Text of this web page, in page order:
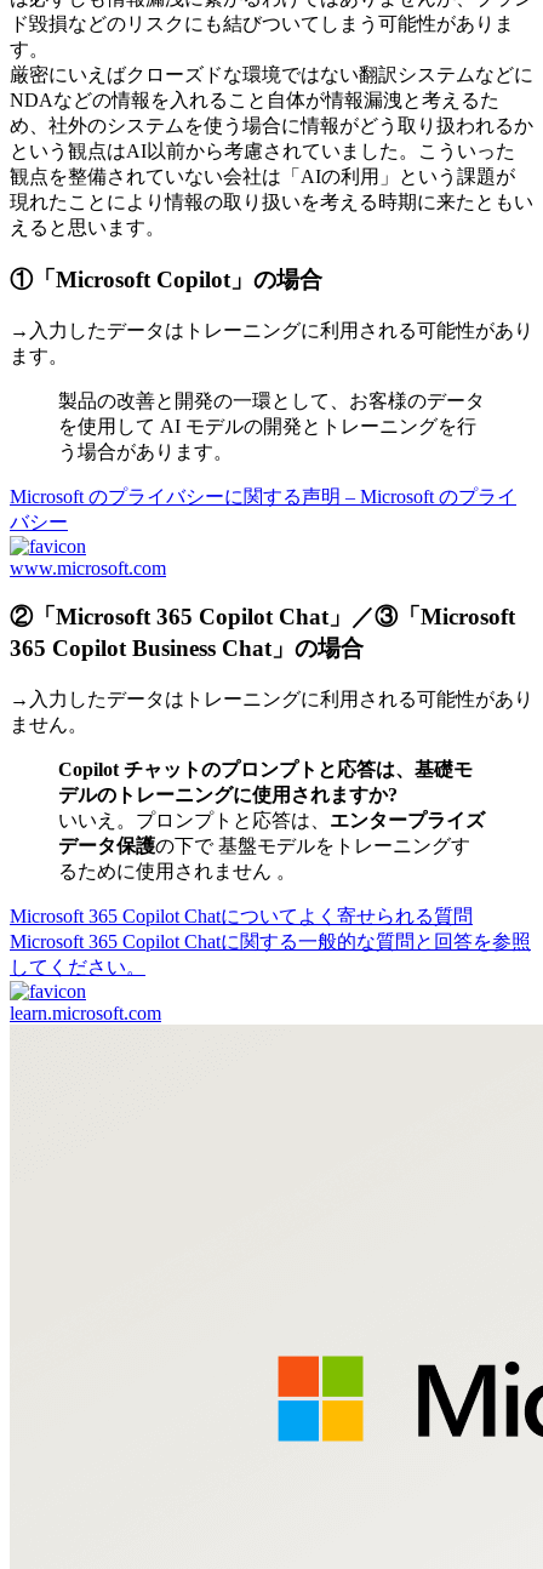
ド毀損などのリスクにも結びついてしまう可能性がありま
す。
厳密にいえばクローズドな環境ではない翻訳システムなどに
NDAなどの情報を入れること自体が情報漏洩と考えるた
め、社外のシステムを使う場合に情報がどう取り扱われるか
という観点はAI以前から考慮されていました。こういった
観点を整備されていない会社は「AIの利用」という課題が
現れたことにより情報の取り扱いを考える時期に来たともい
えると思います。
①「Microsoft Copilot」の場合
→入力したデータはトレーニングに利用される可能性があり
ます。
製品の改善と開発の一環として、お客様のデータ
を使用して AI モデルの開発とトレーニングを行
う場合があります。
Microsoft のプライバシーに関する声明 – Microsoft のプライ
バシー
www.microsoft.com
②「Microsoft 365 Copilot Chat」／③「Microsoft
365 Copilot Business Chat」の場合
→入力したデータはトレーニングに利用される可能性があり
ません。
Copilot チャットのプロンプトと応答は、基礎モ
デルのトレーニングに使用されますか?
いいえ。プロンプトと応答は、 エンタープライズ
データ保護の下で 基盤モデルをトレーニングす
るために使用されません 。
Microsoft 365 Copilot Chatについてよく寄せられる質問
Microsoft 365 Copilot Chatに関する一般的な質問と回答を参照
してください。
learn.microsoft.com